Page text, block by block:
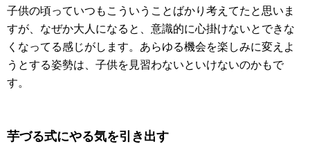
子供の頃っていつもこういうことばかり考えてたと思いま
すが、なぜか大人になると、意識的に心掛けないとできな
くなってる感じがします。あらゆる機会を楽しみに変えよ
うとする姿勢は、子供を見習わないといけないのかもで
す。
芋づる式にやる気を引き出す